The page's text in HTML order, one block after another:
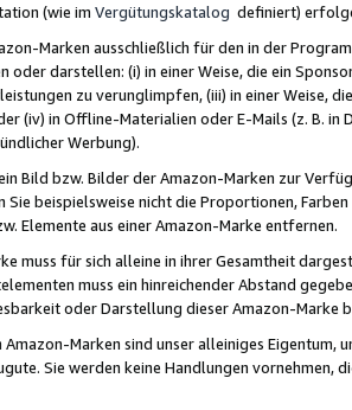
(wie im Vergütungskatalog definiert)
Marken ausschließlich für den in der
oder darstellen: (i) in einer Weise, die ein
zu verunglimpfen, (iii) in einer Weise,
(iv) in Offline-Materialien oder E-Mails (z. B. in
Werbung).
Bild bzw. Bilder der Amazon-Marken zur
Sie beispielsweise nicht die Proportionen,
Elemente aus einer Amazon-Marke entfernen.
muss für sich alleine in ihrer Gesamtheit
muss ein hinreichender Abstand
oder Darstellung dieser Amazon-Marke
Amazon-Marken sind unser alleiniges
Sie werden keine Handlungen vornehmen,